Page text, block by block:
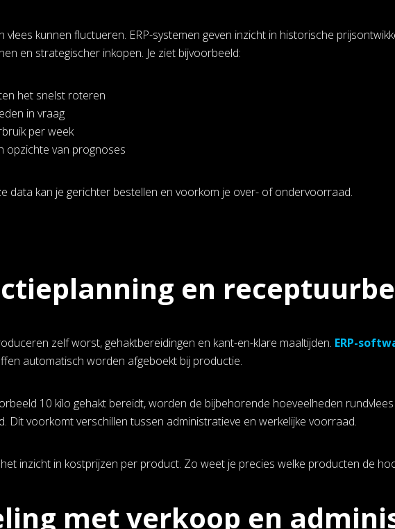
vlees kunnen fluctueren. ERP-systemen geven inzicht in historische
en strategischer inkopen. Je ziet bijvoorbeeld:
het snelst roteren
in vraag
per week
opzichte van prognoses
data kan je gerichter bestellen en voorkom je over- of ondervoorraad.
en
zelf worst, gehaktbereidingen en kant-en-klare maaltijden. ERP-
automatisch worden afgeboekt bij productie.
10 kilo gehakt bereidt, worden de bijbehorende hoeveelheden
Dit voorkomt verschillen tussen administratieve en werkelijke voorraad.
inzicht in kostprijzen per product. Zo weet je precies welke producten de
met verkoop en